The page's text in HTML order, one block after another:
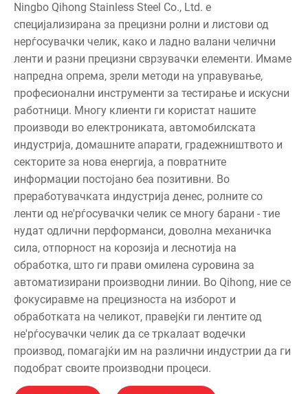
Ningbo Qihong Stainless Steel Co., Ltd. е
специјализирана за прецизни ролни и листови од
нерѓосувачки челик, како и ладно валани челични
ленти и разни прецизни сврзувачки елементи. Имаме
напредна опрема, зрели методи на управување,
професионални инструменти за тестирање и искусни
работници. Многу клиенти ги користат нашите
производи во електрониката, автомобилската
индустрија, домашните апарати, градежништвото и
секторите за нова енергија, а повратните
информации постојано беа позитивни. Во
преработувачката индустрија денес, ролните со
ленти од не'рѓосувачки челик се многу барани - тие
нудат одлични перформанси, доволна механичка
сила, отпорност на корозија и леснотија на
обработка, што ги прави омилена суровина за
автоматизирани производни линии. Во Qihong, ние се
фокусиравме на прецизноста на изборот и
обработката на челикот, правејќи ги лентите од
не'рѓосувачки челик да се тркалаат водечки
производ, помагајќи им на различни индустрии да ги
подобрат своите производни процеси.